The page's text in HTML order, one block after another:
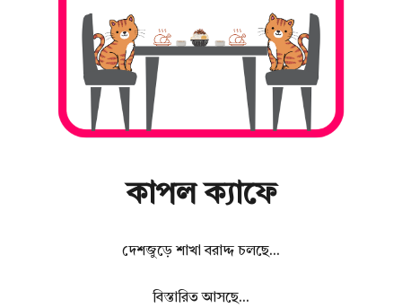
কাপল ক্যাফে
দেশজুড়ে শাখা বরাদ্দ চলছে...
বিস্তারিত আসছে...